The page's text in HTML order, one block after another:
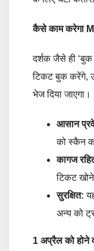
कैसे काम करेगा
दर्शक जैसे ही
टिकट बुक करेंगे,
भेज दिया जाएगा।
आसान
को स्कैन
कागज
टिकट
सुरक्षित:
अन्य को
1 अप्रैल को होने